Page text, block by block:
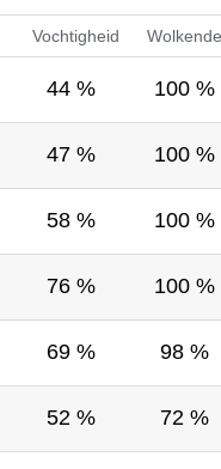
Vochtigheid
44 % 100 %
47 % 100 %
58 % 100 %
76 % 100 %
69 % 98 %
52 % 72 %